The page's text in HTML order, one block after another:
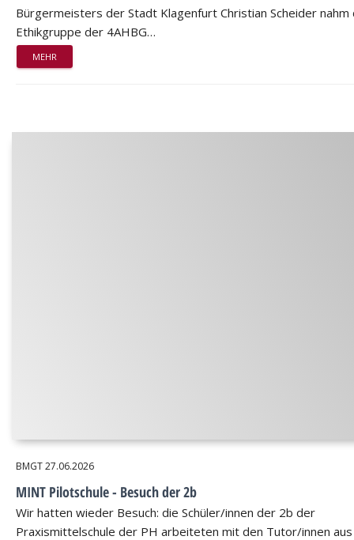
Bürgermeisters der Stadt Klagenfurt Christian Scheider nahm
Ethikgruppe der 4AHBG…
MEHR
BMGT27.06.2026
MINT Pilotschule - Besuch der 2b
Wir hatten wieder Besuch: die Schüler/innen der 2b der
Praxismittelschule der PH arbeiteten mit den Tutor/innen